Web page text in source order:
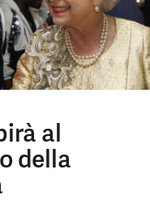
al
della